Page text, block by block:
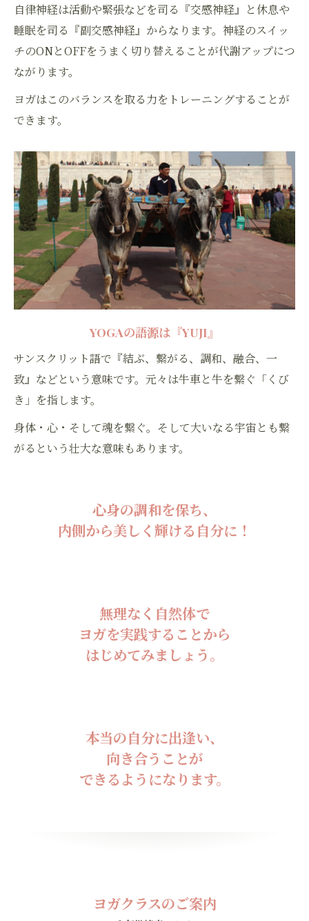
自律神経は活動や緊張などを司る『交感神経』と休息や
睡眠を司る『副交感神経』からなります。神経のスイッ
チのONとOFFをうまく切り替えることが代謝アップにつ
ながります。
ヨガはこのバランスを取る力をトレーニングすることが
できます。
YOGAの語源は『YUJI』
サンスクリット語で『結ぶ、繋がる、調和、融合、一
致』などという意味です。元々は牛車と牛を繋ぐ「くび
き」を指します。
身体・心・そして魂を繋ぐ。そして大いなる宇宙とも繋
がるという壮大な意味もあります。
心身の調和を保ち、
内側から美しく輝ける自分に！
無理なく自然体で
ヨガを実践することから
はじめてみましょう。
本当の自分に出逢い、
向き合うことが
できるようになります。
ヨガクラスのご案内